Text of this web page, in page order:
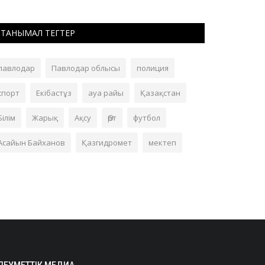
ТАНЫМАЛ ТЕГТЕР
Павлодар облысы полиция
Екібастұз ауа райы Қазақстан
Жарық Ақсу Өрт футбол
Байханов Қазгидромет мектеп